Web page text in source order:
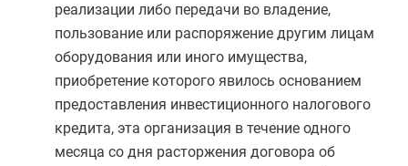
реализации либо передачи во владение,
пользование или распоряжение другим лицам
оборудования или иного имущества,
приобретение которого явилось основанием
предоставления инвестиционного налогового
кредита, эта организация в течение одного
месяца со дня расторжения договора об